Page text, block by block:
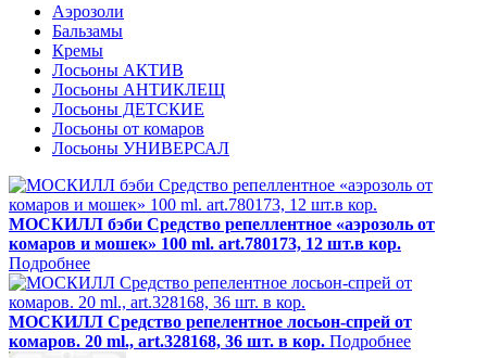
Аэрозоли
Бальзамы
Кремы
Лосьоны АКТИВ
Лосьоны АНТИКЛЕЩ
Лосьоны ДЕТСКИЕ
Лосьоны от комаров
Лосьоны УНИВЕРСАЛ
МОСКИЛЛ бэби Средство репеллентное «аэрозоль от
комаров и мошек» 100 ml. art.780173, 12 шт.в кор.
Подробнее
МОСКИЛЛ Средство репелентное лосьон-спрей от
комаров. 20 ml., art.328168, 36 шт. в кор. Подробнее